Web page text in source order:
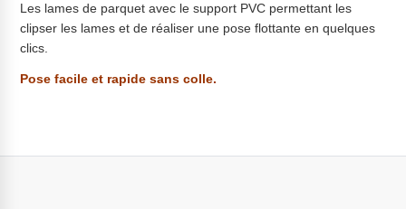
Les lames de parquet avec le support PVC permettant les
clipser les lames et de réaliser une pose flottante en quelques
clics.
Pose facile et rapide sans colle.